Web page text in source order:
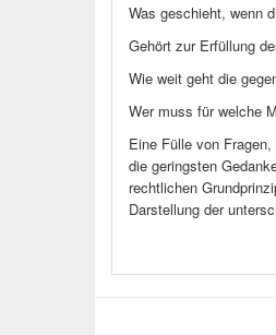
Was geschieht, wenn
Gehört zur Erfüllung
Wie weit geht die
Wer muss für welche
Eine Fülle von
die geringsten
rechtlichen
Darstellung der